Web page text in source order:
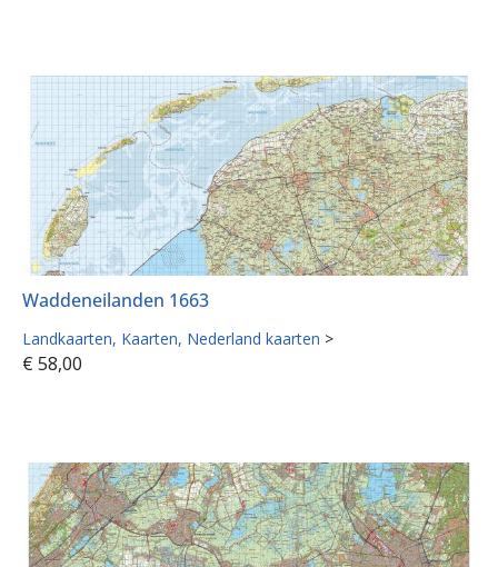
Waddeneilanden 1663
Landkaarten Kaarten Nederland kaarten >
€ 58,00